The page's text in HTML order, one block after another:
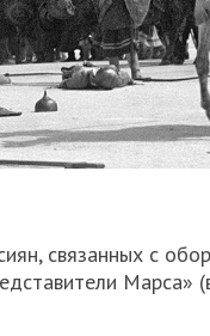
связанных с
Марса»